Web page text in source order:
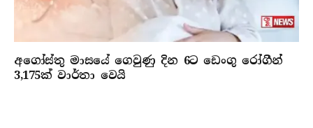
අගෝස්තු මාසයේ ගෙවුණු දින 6ට ඩෙංගු රෝගීන්
3,175ක් වාර්තා වෙයි